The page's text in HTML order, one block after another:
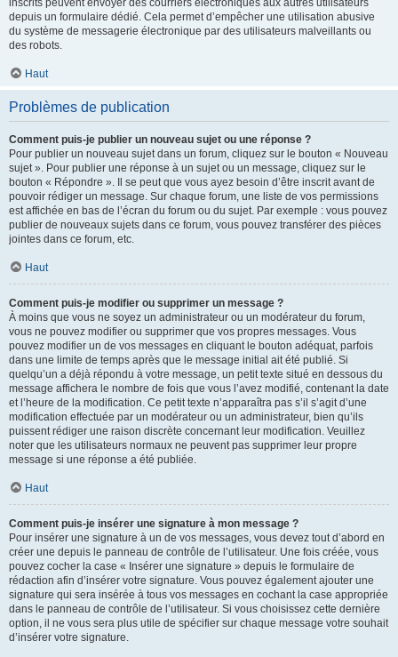
inscrits peuvent envoyer des courriers électroniques aux autres utilisateurs
depuis un formulaire dédié. Cela permet d’empêcher une utilisation abusive
du système de messagerie électronique par des utilisateurs malveillants ou
des robots.
Haut
Problèmes de publication
Comment puis-je publier un nouveau sujet ou une réponse ?
Pour publier un nouveau sujet dans un forum, cliquez sur le bouton « Nouveau
sujet ». Pour publier une réponse à un sujet ou un message, cliquez sur le
bouton « Répondre ». Il se peut que vous ayez besoin d’être inscrit avant de
pouvoir rédiger un message. Sur chaque forum, une liste de vos permissions
est affichée en bas de l’écran du forum ou du sujet. Par exemple : vous pouvez
publier de nouveaux sujets dans ce forum, vous pouvez transférer des pièces
jointes dans ce forum, etc.
Haut
Comment puis-je modifier ou supprimer un message ?
À moins que vous ne soyez un administrateur ou un modérateur du forum,
vous ne pouvez modifier ou supprimer que vos propres messages. Vous
pouvez modifier un de vos messages en cliquant le bouton adéquat, parfois
dans une limite de temps après que le message initial ait été publié. Si
quelqu’un a déjà répondu à votre message, un petit texte situé en dessous du
message affichera le nombre de fois que vous l’avez modifié, contenant la date
et l’heure de la modification. Ce petit texte n’apparaîtra pas s’il s’agit d’une
modification effectuée par un modérateur ou un administrateur, bien qu’ils
puissent rédiger une raison discrète concernant leur modification. Veuillez
noter que les utilisateurs normaux ne peuvent pas supprimer leur propre
message si une réponse a été publiée.
Haut
Comment puis-je insérer une signature à mon message ?
Pour insérer une signature à un de vos messages, vous devez tout d’abord en
créer une depuis le panneau de contrôle de l’utilisateur. Une fois créée, vous
pouvez cocher la case « Insérer une signature » depuis le formulaire de
rédaction afin d’insérer votre signature. Vous pouvez également ajouter une
signature qui sera insérée à tous vos messages en cochant la case appropriée
dans le panneau de contrôle de l’utilisateur. Si vous choisissez cette dernière
option, il ne vous sera plus utile de spécifier sur chaque message votre souhait
d’insérer votre signature.